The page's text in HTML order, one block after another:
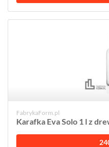
FabrykaForm.pl
Karafka Eva Solo 1 l z